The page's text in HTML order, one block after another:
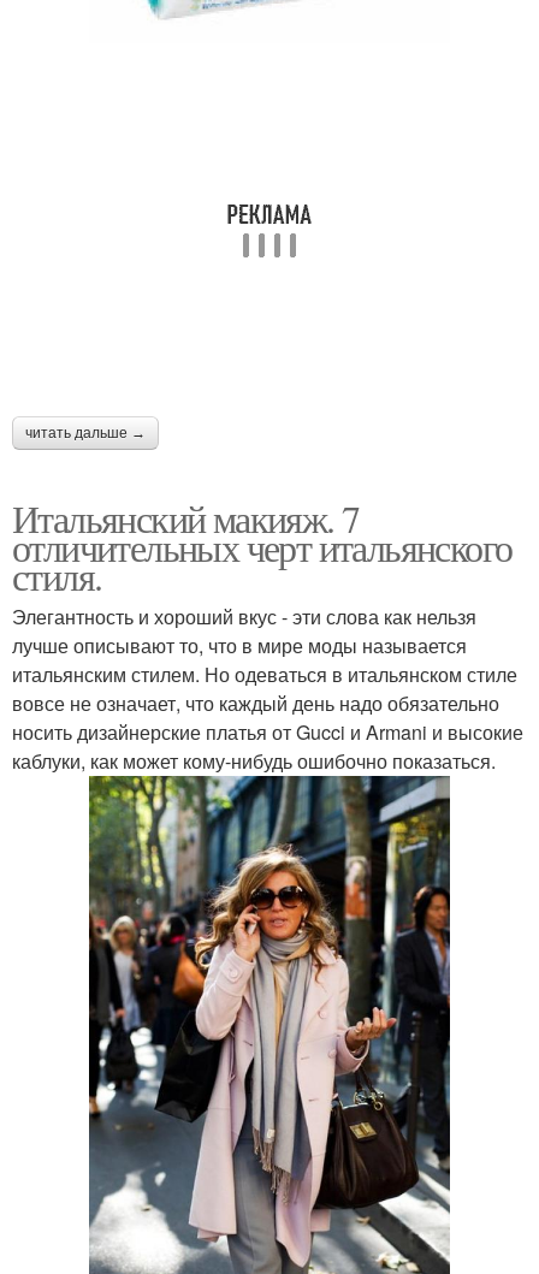
читать дальше →
Итальянский макияж. 7
отличительных черт итальянского
стиля.
Элегантность и хороший вкус - эти слова как нельзя
лучше описывают то, что в мире моды называется
итальянским стилем. Но одеваться в итальянском стиле
вовсе не означает, что каждый день надо обязательно
носить дизайнерские платья от Gucci и Armani и высокие
каблуки, как может кому-нибудь ошибочно показаться.